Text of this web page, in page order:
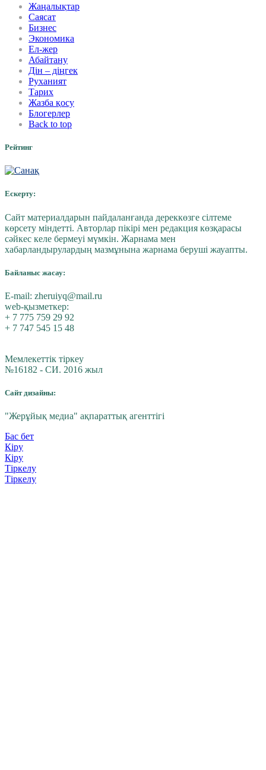
Жаңалықтар
Саясат
Бизнес
Экономика
Ел-жер
Абайтану
Дін – діңгек
Руханият
Тарих
Жазба қосу
Блогерлер
Back to top
Рейтинг
Ескерту:
Сайт материалдарын пайдаланғанда дереккөзге сілтеме
көрсету міндетті. Авторлар пікірі мен редакция көзқарасы
сәйкес келе бермеуі мүмкін. Жарнама мен
хабарландырулардың мазмұнына жарнама беруші жауапты.
Байланыс жасау:
E-mail: zheruiyq@mail.ru
web-қызметкер:
+ 7 775 759 29 92
+ 7 747 545 15 48
Мемлекеттік тіркеу
№16182 - СИ. 2016 жыл
Сайт дизайны:
"Жерұйық медиа" ақпараттық агенттігі
Бас бет
Кіру
Кіру
Тіркелу
Тіркелу